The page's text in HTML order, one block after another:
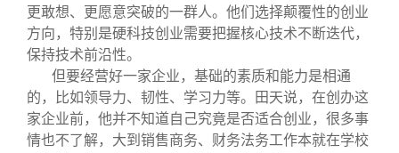
更敢想、更愿意突破的一群人。他们选择颠覆性的创业
方向，特别是硬科技创业需要把握核心技术不断迭代，
保持技术前沿性。
但要经营好一家企业，基础的素质和能力是相通
的，比如领导力、韧性、学习力等。田天说，在创办这
家企业前，他并不知道自己究竟是否适合创业，很多事
情也不了解，大到销售商务、财务法务工作本就在学校